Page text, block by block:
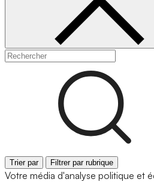
Trier par Filtrer par rubrique
Votre média d'analyse politique et